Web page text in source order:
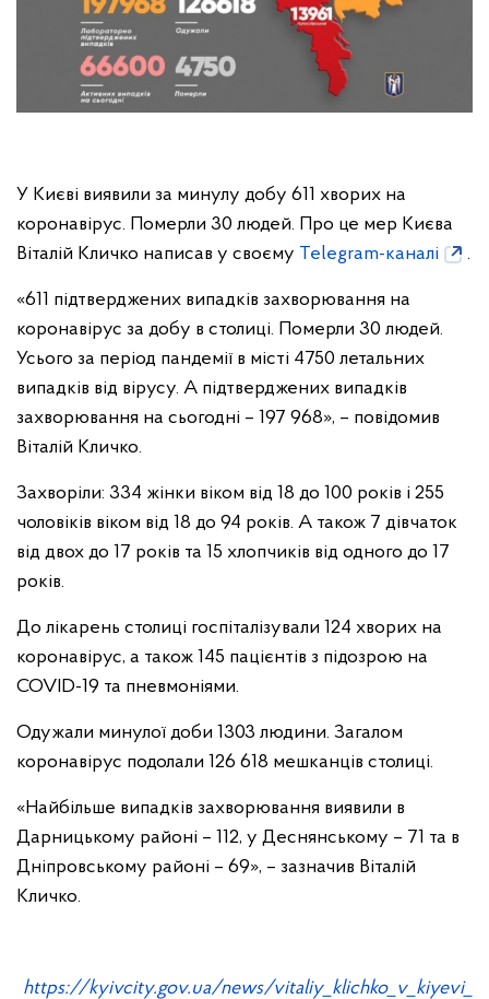
У Києві виявили за минулу добу 611 хворих на
коронавірус. Померли 30 людей. Про це мер Києва
Віталій Кличко написав у своєму Telegram-каналі .
«611 підтверджених випадків захворювання на
коронавірус за добу в столиці. Померли 30 людей.
Усього за період пандемії в місті 4750 летальних
випадків від вірусу. А підтверджених випадків
захворювання на сьогодні – 197 968», – повідомив
Віталій Кличко.
Захворіли: 334 жінки віком від 18 до 100 років і 255
чоловіків віком від 18 до 94 років. А також 7 дівчаток
від двох до 17 років та 15 хлопчиків від одного до 17
років.
До лікарень столиці госпіталізували 124 хворих на
коронавірус, а також 145 пацієнтів з підозрою на
COVID-19 та пневмоніями.
Одужали минулої доби 1303 людини. Загалом
коронавірус подолали 126 618 мешканців столиці.
«Найбільше випадків захворювання виявили в
Дарницькому районі – 112, у Деснянському – 71 та в
Дніпровському районі – 69», – зазначив Віталій
Кличко.
https://kyivcity.gov.ua/news/vitaliy_klichko_v_kiyevi_